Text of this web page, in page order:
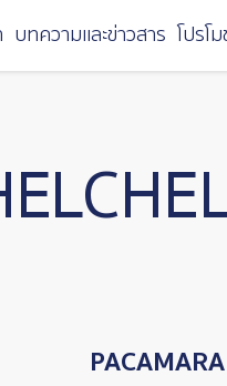
บทความและข่าวสาร โปรโ